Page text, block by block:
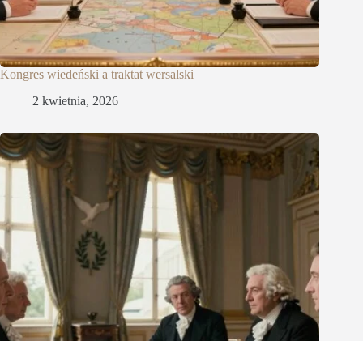
Kongres wiedeński a traktat wersalski
2 kwietnia, 2026